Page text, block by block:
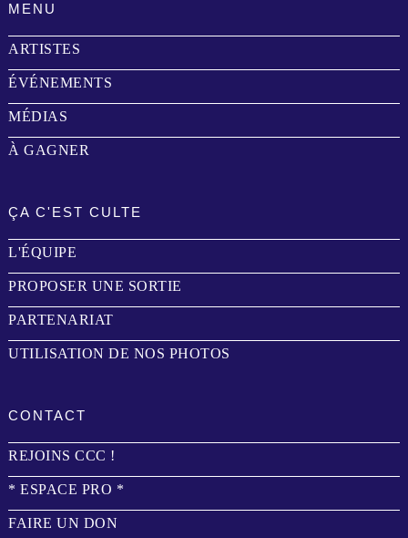
MENU
ARTISTES
ÉVÉNEMENTS
MÉDIAS
À GAGNER
ÇA C'EST CULTE
L'ÉQUIPE
PROPOSER UNE SORTIE
PARTENARIAT
UTILISATION DE NOS PHOTOS
CONTACT
REJOINS CCC !
* ESPACE PRO *
FAIRE UN DON